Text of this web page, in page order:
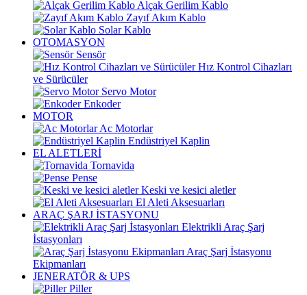
Alçak Gerilim Kablo
Zayıf Akım Kablo
Solar Kablo
OTOMASYON
Sensör
Hız Kontrol Cihazları
ve Sürücüler
Servo Motor
Enkoder
MOTOR
Ac Motorlar
Endüstriyel Kaplin
EL ALETLERİ
Tornavida
Pense
Keski ve kesici aletler
El Aleti Aksesuarları
ARAÇ ŞARJ İSTASYONU
Elektrikli Araç Şarj
İstasyonları
Araç Şarj İstasyonu
Ekipmanları
JENERATÖR & UPS
Piller